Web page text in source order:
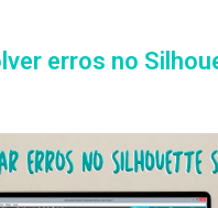
erros no